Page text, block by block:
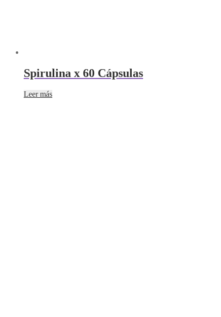
Spirulina x 60 Cápsulas
Leer más